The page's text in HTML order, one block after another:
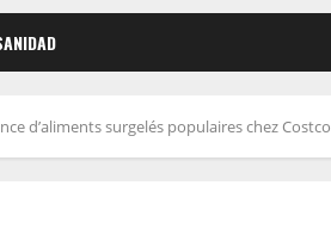
d’aliments surgelés populaires chez Costco